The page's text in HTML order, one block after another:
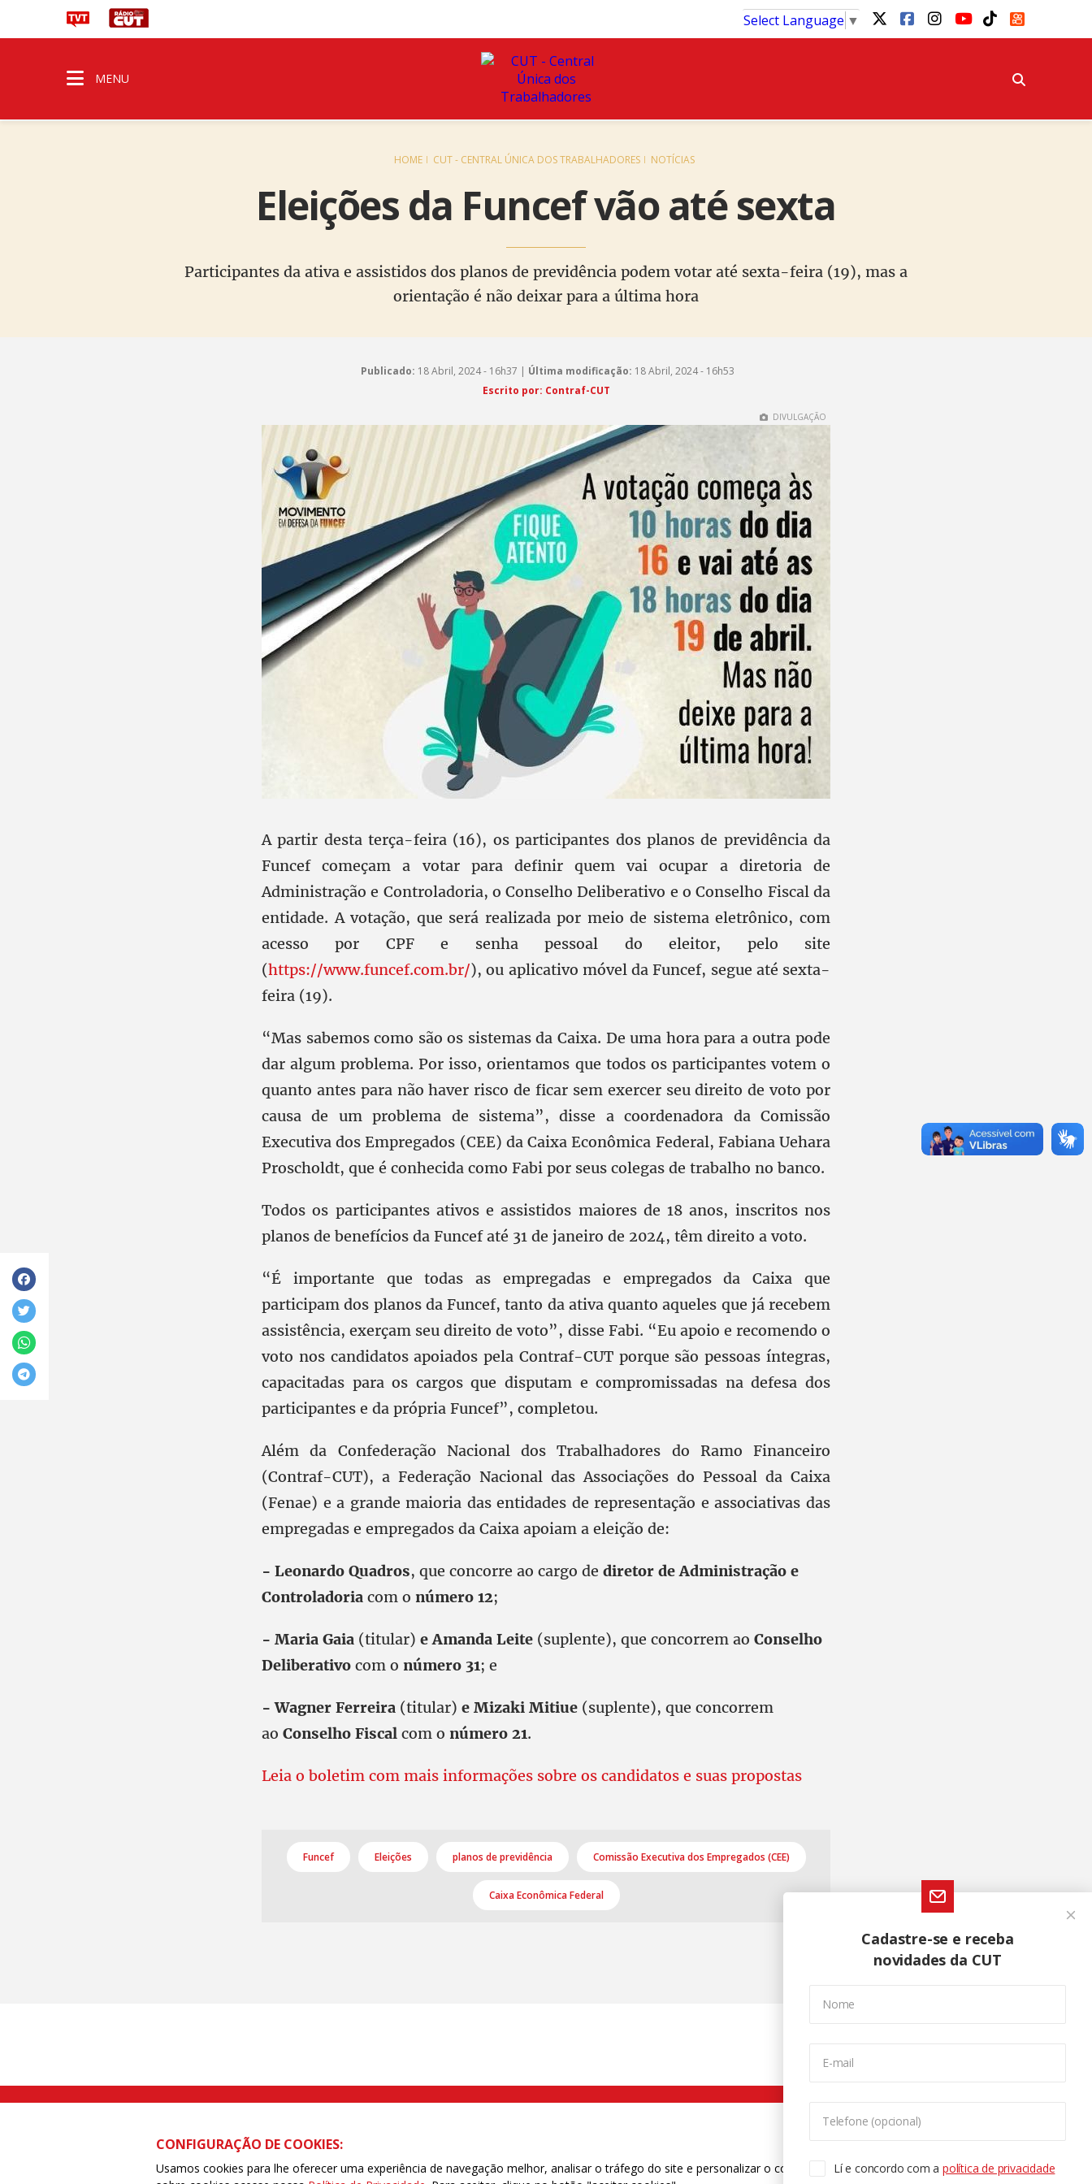
Select Language ▼
MENU
HOME CUT - CENTRAL ÚNICA DOS TRABALHADORES NOTÍCIAS
Eleições da Funcef vão até sexta
Participantes da ativa e assistidos dos planos de previdência podem votar até sexta-feira (19), mas a
orientação é não deixar para a última hora
Publicado: 18 Abril, 2024 - 16h37 | Última modificação: 18 Abril, 2024 - 16h53
Escrito por: Contraf-CUT
DIVULGAÇÃO
A partir desta terça-feira (16), os participantes dos planos de previdência da
Funcef começam a votar para definir quem vai ocupar a diretoria de
Administração e Controladoria, o Conselho Deliberativo e o Conselho Fiscal da
entidade. A votação, que será realizada por meio de sistema eletrônico, com
acesso por CPF e senha pessoal do eleitor, pelo site
(https://www.funcef.com.br/), ou aplicativo móvel da Funcef, segue até sexta-
feira (19).
“Mas sabemos como são os sistemas da Caixa. De uma hora para a outra pode
dar algum problema. Por isso, orientamos que todos os participantes votem o
quanto antes para não haver risco de ficar sem exercer seu direito de voto por
causa de um problema de sistema”, disse a coordenadora da Comissão
Executiva dos Empregados (CEE) da Caixa Econômica Federal, Fabiana Uehara
Proscholdt, que é conhecida como Fabi por seus colegas de trabalho no banco.
Todos os participantes ativos e assistidos maiores de 18 anos, inscritos nos
planos de benefícios da Funcef até 31 de janeiro de 2024, têm direito a voto.
“É importante que todas as empregadas e empregados da Caixa que
participam dos planos da Funcef, tanto da ativa quanto aqueles que já recebem
assistência, exerçam seu direito de voto”, disse Fabi. “Eu apoio e recomendo o
voto nos candidatos apoiados pela Contraf-CUT porque são pessoas íntegras,
capacitadas para os cargos que disputam e compromissadas na defesa dos
participantes e da própria Funcef”, completou.
Além da Confederação Nacional dos Trabalhadores do Ramo Financeiro
(Contraf-CUT), a Federação Nacional das Associações do Pessoal da Caixa
(Fenae) e a grande maioria das entidades de representação e associativas das
empregadas e empregados da Caixa apoiam a eleição de:
- Leonardo Quadros, que concorre ao cargo de diretor de Administração e
Controladoria com o número 12;
- Maria Gaia (titular) e Amanda Leite (suplente), que concorrem ao Conselho
Deliberativo com o número 31; e
- Wagner Ferreira (titular) e Mizaki Mitiue (suplente), que concorrem
ao Conselho Fiscal com o número 21.
Leia o boletim com mais informações sobre os candidatos e suas propostas
Funcef Eleições planos de previdência Comissão Executiva dos Empregados (CEE)
Caixa Econômica Federal
Cadastre-se e receba
novidades da CUT
Nome
E-mail
Telefone (opcional)
Lí e concordo com apolítica de privacidade
Rua Caetano Pinto nº 575 CEP 03041-000 Brás, São Paulo/SP | Telefone (11) 2108 9200 - Fax (11) 2108 9310
CONFIGURAÇÃO DE COOKIES:
Usamos cookies para lhe oferecer uma experiência de navegação melhor, analisar o tráfego do site e personalizar o conteúdo. Para saber mais